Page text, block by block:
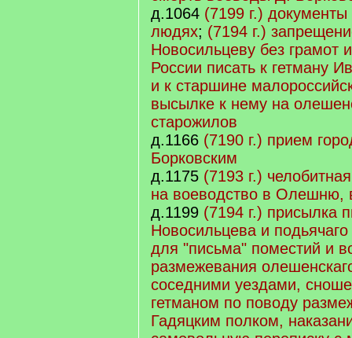
д.1064 (7199 г.)
людях; (7194 г.)
Новосильцеву без грамот
России писать к гетману
и к старшине
высылке к нему на
старожилов
д.1166 (7190 г.) прием
Борковским
д.1175 (7193 г.)
на воеводство в Олешню,
д.1199 (7194 г.) присылка
Новосильцева и
для "письма" поместий и
размежевания
соседними уездами,
гетманом по поводу
Гадяцким полком,